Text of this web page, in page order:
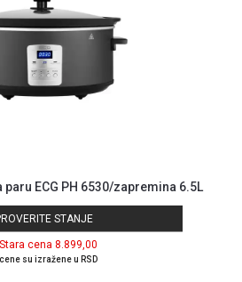
paru ECG PH 6530/zapremina 6.5L
STANJE
cena 8.899,00
su izražene u RSD